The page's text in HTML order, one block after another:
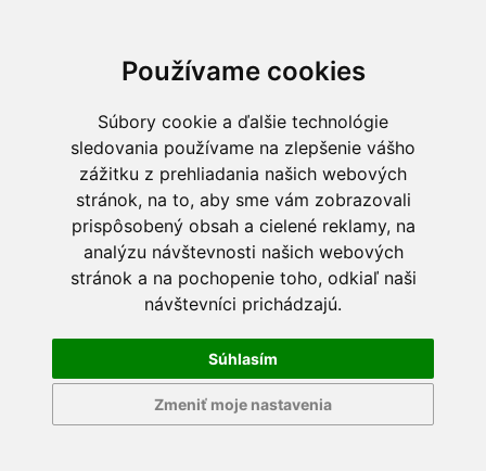
Používame cookies
Súbory cookie a ďalšie technológie
sledovania používame na zlepšenie vášho
zážitku z prehliadania našich webových
stránok, na to, aby sme vám zobrazovali
prispôsobený obsah a cielené reklamy, na
analýzu návštevnosti našich webových
stránok a na pochopenie toho, odkiaľ naši
návštevníci prichádzajú.
Súhlasím
Zmeniť moje nastavenia